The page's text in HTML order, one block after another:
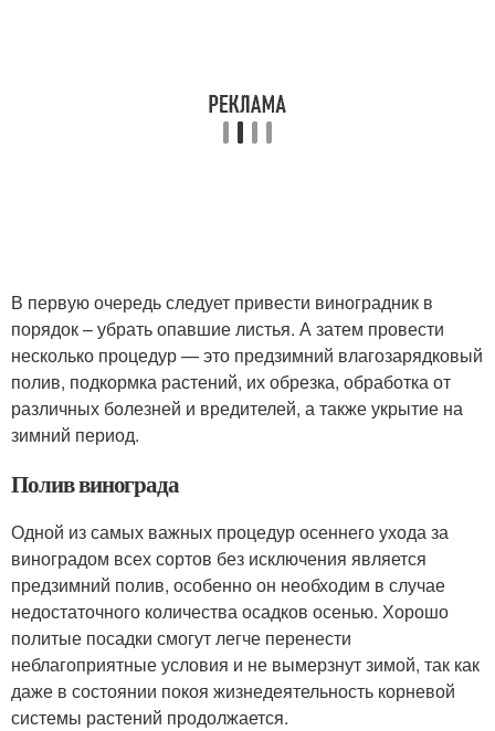
В первую очередь следует привести виноградник в
порядок – убрать опавшие листья. А затем провести
несколько процедур — это предзимний влагозарядковый
полив, подкормка растений, их обрезка, обработка от
различных болезней и вредителей, а также укрытие на
зимний период.
Полив винограда
Одной из самых важных процедур осеннего ухода за
виноградом всех сортов без исключения является
предзимний полив, особенно он необходим в случае
недостаточного количества осадков осенью. Хорошо
политые посадки смогут легче перенести
неблагоприятные условия и не вымерзнут зимой, так как
даже в состоянии покоя жизнедеятельность корневой
системы растений продолжается.